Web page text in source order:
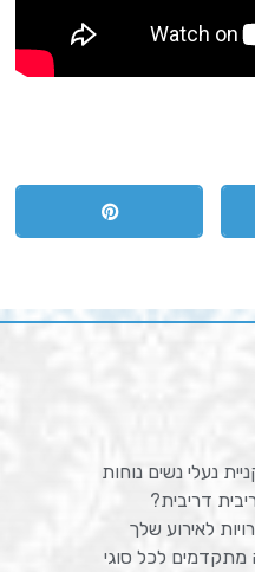
דריבית?
לאירוע שלך
מתקדמים לכל סוגי